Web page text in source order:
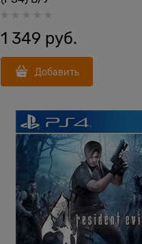
1 349 руб.
Добавить